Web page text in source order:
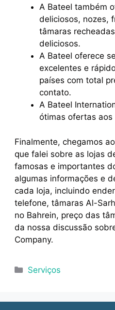
A Bateel também
deliciosos, nozes,
tâmaras
deliciosos.
A Bateel oferece
excelentes e
países com total
contato.
A Bateel
ótimas ofertas aos
Finalmente, chegamos
que falei sobre as lojas
famosas e importantes
algumas informações e
cada loja, incluindo
telefone, tâmaras Al-
no Bahrein, preço das
da nossa discussão
Company.
Categorias
Serviços